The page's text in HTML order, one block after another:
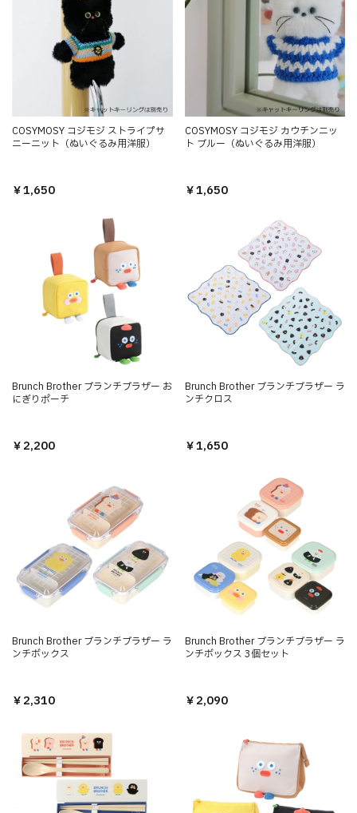
COSYMOSY コジモジ ストライプサ
ニーニット（ぬいぐるみ用洋服）
￥1,650
COSYMOSY コジモジ カウチンニッ
ト ブルー（ぬいぐるみ用洋服）
￥1,650
Brunch Brother ブランチブラザー お
にぎりポーチ
￥2,200
Brunch Brother ブランチブラザー ラ
ンチクロス
￥1,650
Brunch Brother ブランチブラザー ラ
ンチボックス
￥2,310
Brunch Brother ブランチブラザー ラ
ンチボックス 3個セット
￥2,090